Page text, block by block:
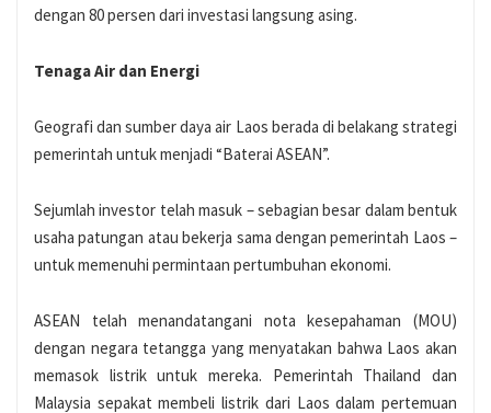
dengan 80 persen dari investasi langsung asing.
Tenaga Air dan Energi
Geografi dan sumber daya air Laos berada di belakang strategi
pemerintah untuk menjadi “Baterai ASEAN”.
Sejumlah investor telah masuk – sebagian besar dalam bentuk
usaha patungan atau bekerja sama dengan pemerintah Laos –
untuk memenuhi permintaan pertumbuhan ekonomi.
ASEAN telah menandatangani nota kesepahaman (MOU)
dengan negara tetangga yang menyatakan bahwa Laos akan
memasok listrik untuk mereka. Pemerintah Thailand dan
Malaysia sepakat membeli listrik dari Laos dalam pertemuan